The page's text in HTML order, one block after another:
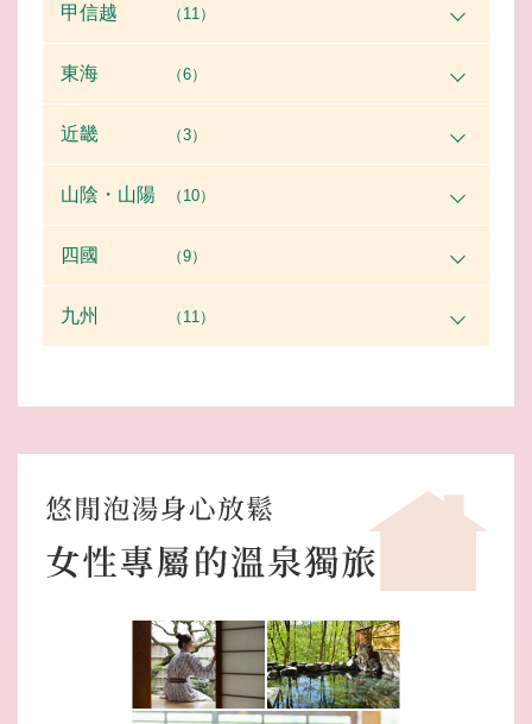
甲信越 （11）
東海 （6）
近畿 （3）
山陰・山陽 （10）
四國 （9）
九州 （11）